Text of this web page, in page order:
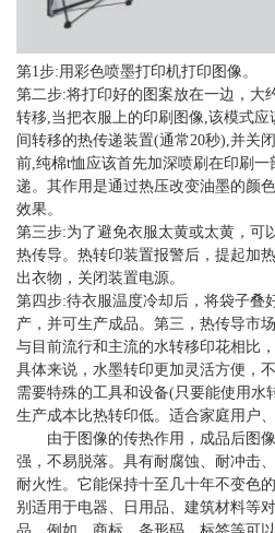
第1步:用彩色喷墨打印机打印图像。
第二步:将打印好的图案放在一边，大
转移,当把衣服上的印刷图像,该模式
间转移的热传递装置(通常20秒),并关
前,纯棉t恤应该首先加深喷刷在印刷
递。其作用是通过热压改变油墨的颜
效果。
第三步:为了避免衣服太黄或太黄，可
热传导。热转印装置报警后，提起加
出衣物，关闭装置电源。
第四步:待衣服温度冷却后，将袋子叠
产，并可生产成品。第三，热传导市
与目前流行和主流的水转移印花相比
具体来说，水墨转印更加灵活方便，
需要特殊的工具和设备(只要能使用水
生产成本比热转印低。适合家庭用户
由于图像的传热作用，成品后图像
强，不易脱落。具有耐腐蚀、耐冲击
耐火性。它能保持十至几十年不变色
别适用于电器、日用品、建筑材料等